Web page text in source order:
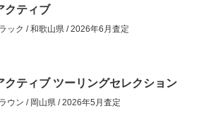
クティブ
ック /和歌山県 /2026年6月査定
クティブ ツーリングセレクション
ウン / 岡山県 /2026年5月査定